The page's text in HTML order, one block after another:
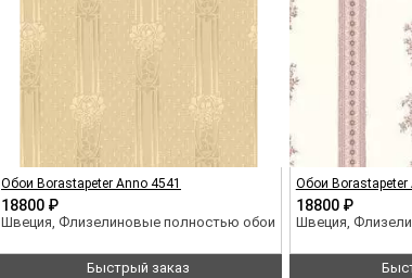
Обои Borastapeter Anno 4541
18800 ₽
Швеция, Флизелиновые полностью обои
Быстрый заказ
Обои Borastapeter
18800 ₽
Швеция,